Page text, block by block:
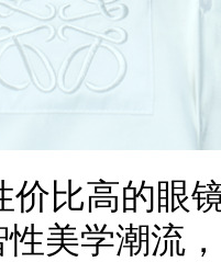
价比高的眼
美学潮流